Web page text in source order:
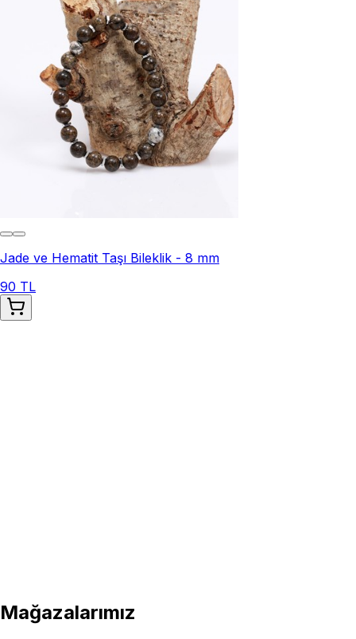
Jade ve Hematit Taşı Bileklik - 8 mm
90 TL
Mağazalarımız